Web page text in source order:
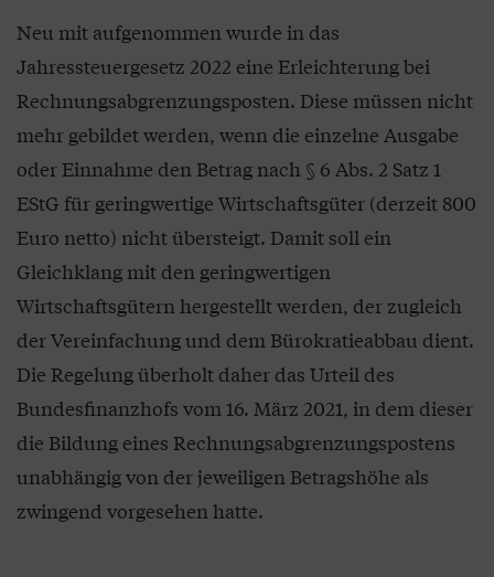
Neu mit aufgenommen wurde in das
Jahressteuergesetz 2022 eine Erleichterung bei
Rechnungsabgrenzungsposten. Diese müssen nicht
mehr gebildet werden, wenn die einzelne Ausgabe
oder Einnahme den Betrag nach § 6 Abs. 2 Satz 1
EStG für geringwertige Wirtschaftsgüter (derzeit 800
Euro netto) nicht übersteigt. Damit soll ein
Gleichklang mit den geringwertigen
Wirtschaftsgütern hergestellt werden, der zugleich
der Vereinfachung und dem Bürokratieabbau dient.
Die Regelung überholt daher das Urteil des
Bundesfinanzhofs vom 16. März 2021, in dem dieser
die Bildung eines Rechnungsabgrenzungspostens
unabhängig von der jeweiligen Betragshöhe als
zwingend vorgesehen hatte.